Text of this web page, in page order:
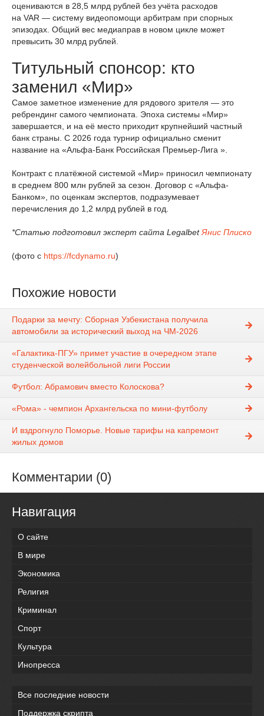
оцениваются в 28,5 млрд рублей без учёта расходов
на VAR — систему видеопомощи арбитрам при спорных
эпизодах. Общий вес медиаправ в новом цикле может
превысить 30 млрд рублей.
Титульный спонсор: кто
заменил «Мир»
Самое заметное изменение для рядового зрителя — это
ребрендинг самого чемпионата. Эпоха системы «Мир»
завершается, и на её место приходит крупнейший частный
банк страны. С 2026 года турнир официально сменит
название на «Альфа-Банк Российская Премьер-Лига ».
Контракт с платёжной системой «Мир» приносил чемпионату
в среднем 800 млн рублей за сезон. Договор с «Альфа-
Банком», по оценкам экспертов, подразумевает
перечисления до 1,2 млрд рублей в год.
*Статью подготовил эксперт сайта Legalbet Янис Плиско
(фото с https://fcdynamo.ru)
Похожие новости
Подарки за мечту: Сборная Узбекистана получила
автомобили за исторический выход на ЧМ-2026
«Галактика-ПГУ» примет участие в очередном этапе
студенческой волейбольной лиги России
Футбол: Абрамович вместо Колоскова?
«Рома» - чемпион Архангельска по мини-футболу
И вздрогнуло Поморье. Новые тарифы на капремонт
жилых домов
Комментарии (0)
Навигация
О сайте
В мире
Экономика
Религия
Криминал
Спорт
Культура
Инопресса
Все последние новости
Поддержка скрипта